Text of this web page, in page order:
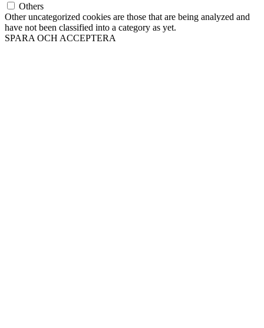
Others
Other uncategorized cookies are those that are being analyzed and
have not been classified into a category as yet.
SPARA OCH ACCEPTERA